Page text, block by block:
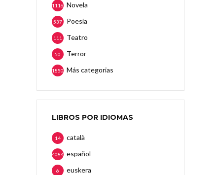
Novela
1116
Poesía
537
Teatro
111
Terror
50
Más categorias
1850
LIBROS POR IDIOMAS
català
14
español
4084
euskera
6